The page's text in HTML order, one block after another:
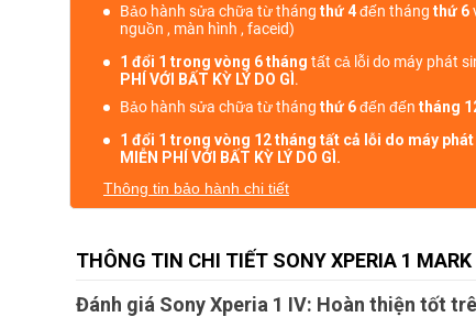
Bảo hành sửa chữa từ tháng thứ 4đến tháng thứ 6
nguồn , màn hình , faceid)
1 đổi 1 trong vòng 6 tháng tất cả lỗi do máy phát
PHÍ VỚI BẤT KỲ LÝ DO GÌ .
Bảo hành sửa chữa từ tháng thứ 6đến đến tháng
1 đổi 1 trong vòng 12 tháng tất cả lỗi do máy phát
MIỄN PHÍ VỚI BẤT KỲ LÝ DO GÌ.
Thông tin bảo hành chi tiết
THÔNG TIN CHI TIẾT SONY XPERIA 1
Đánh giá Sony Xperia 1 IV: Hoàn thiện tốt